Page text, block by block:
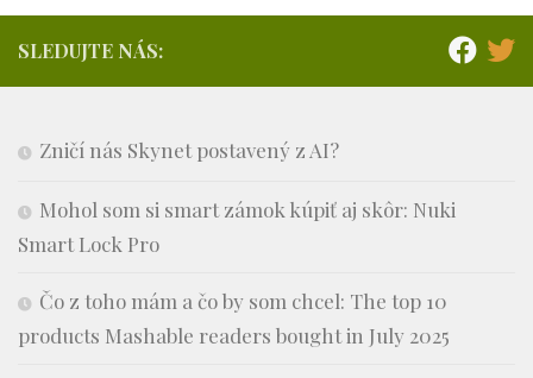
SLEDUJTE NÁS:
Zničí nás Skynet postavený z AI?
Mohol som si smart zámok kúpiť aj skôr: Nuki
Smart Lock Pro
Čo z toho mám a čo by som chcel: The top 10
products Mashable readers bought in July 2025